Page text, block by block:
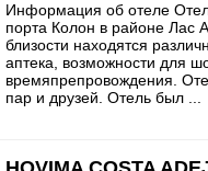
Информация об отеле
порта Колон в районе Лас
близости находятся
аптека, возможности для
времяпрепровождения.
пар и друзей. Отель был ...